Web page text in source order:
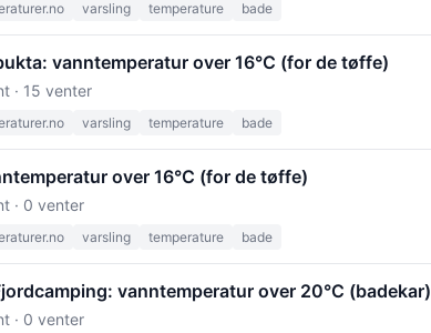
varsling temperature bade
vanntemperatur over 16°C (for de tøffe)
· 15 venter
varsling temperature bade
over 16°C (for de tøffe)
· 0 venter
varsling temperature bade
vanntemperatur over 20°C (badekar)
· 0 venter